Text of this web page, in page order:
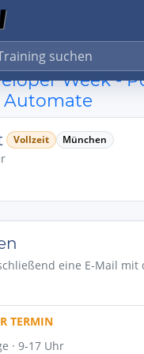
Week -
Automate
Vollzeit München
eine E-Mail mit
TERMIN
· 9-17 Uhr